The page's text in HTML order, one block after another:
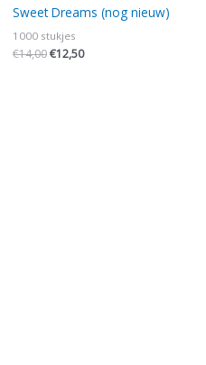
Sweet Dreams (nog nieuw)
1000 stukjes
€14,00€12,50